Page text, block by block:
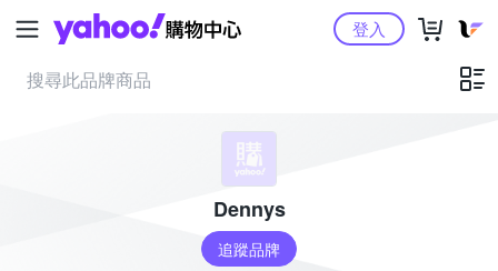
Yahoo購物中心登入
Dennys
追蹤品牌